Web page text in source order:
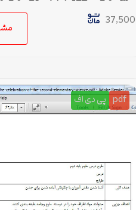
روش تدریس E5
37,500
pdf پی دی اف